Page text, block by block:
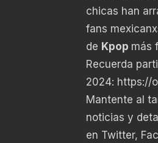
chicas han
fans
de Kpop más
Recuerda
2024: https://
Mantente al
noticias y
en Twitter,